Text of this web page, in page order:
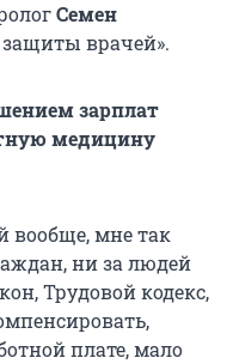
Семен
врачей».
зарплат
медицину
вообще, мне так
ни за людей
Трудовой кодекс,
плате, мало